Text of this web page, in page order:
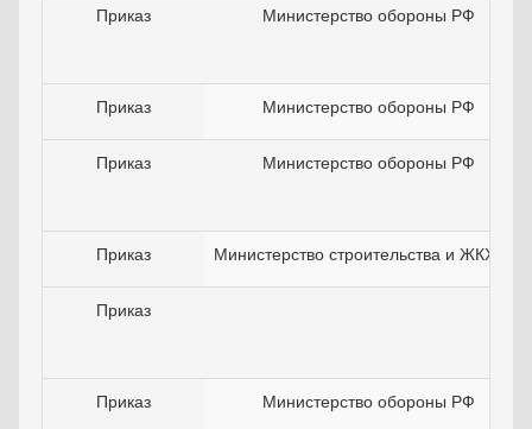
Приказ Министерство обороны РФ
Приказ Министерство обороны РФ
Приказ Министерство обороны РФ
Приказ Министерство строительства и ЖКХ РФ
Приказ
Приказ Министерство обороны РФ